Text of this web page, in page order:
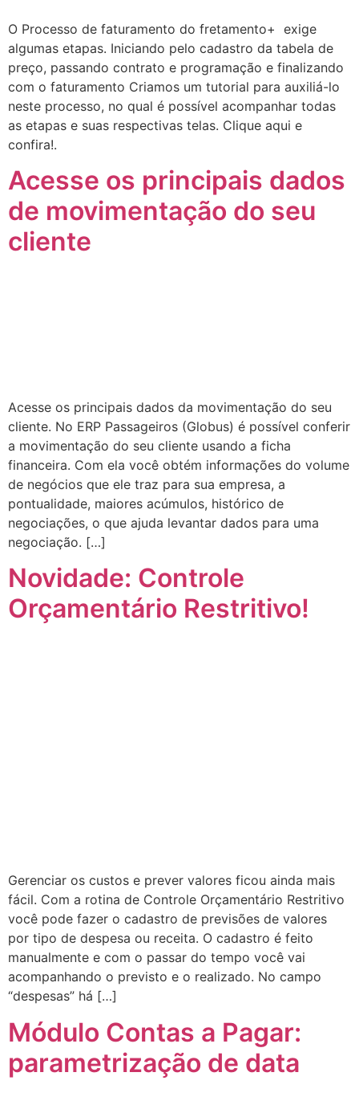
O Processo de faturamento do fretamento+ exige
algumas etapas. Iniciando pelo cadastro da tabela de
preço, passando contrato e programação e finalizando
com o faturamento Criamos um tutorial para auxiliá-lo
neste processo, no qual é possível acompanhar todas
as etapas e suas respectivas telas. Clique aqui e
confira!.
Acesse os principais dados
de movimentação do seu
cliente
Acesse os principais dados da movimentação do seu
cliente. No ERP Passageiros (Globus) é possível conferir
a movimentação do seu cliente usando a ficha
financeira. Com ela você obtém informações do volume
de negócios que ele traz para sua empresa, a
pontualidade, maiores acúmulos, histórico de
negociações, o que ajuda levantar dados para uma
negociação. […]
Novidade: Controle
Orçamentário Restritivo!
Gerenciar os custos e prever valores ficou ainda mais
fácil. Com a rotina de Controle Orçamentário Restritivo
você pode fazer o cadastro de previsões de valores
por tipo de despesa ou receita. O cadastro é feito
manualmente e com o passar do tempo você vai
acompanhando o previsto e o realizado. No campo
“despesas” há […]
Módulo Contas a Pagar:
parametrização de data